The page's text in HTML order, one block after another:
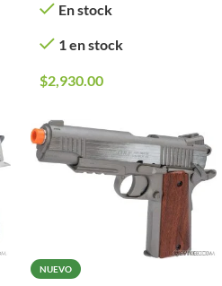
Airsoft (Green Gas)
En stock
1 en stock
$2,930.00
NUEVO